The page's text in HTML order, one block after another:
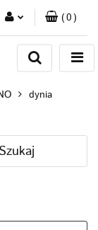
(0)
dynia
Szukaj